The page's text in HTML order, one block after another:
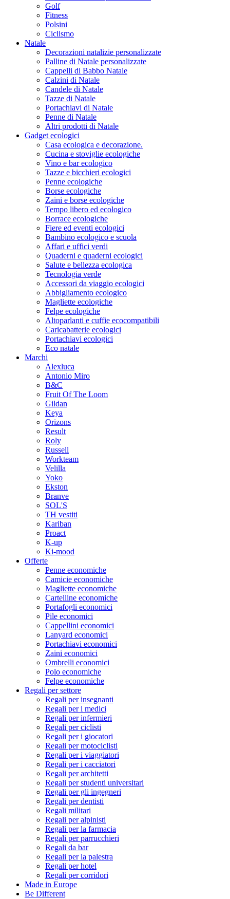
Golf
Fitness
Polsini
Ciclismo
Natale
Decorazioni natalizie personalizzate
Palline di Natale personalizzate
Cappelli di Babbo Natale
Calzini di Natale
Candele di Natale
Tazze di Natale
Portachiavi di Natale
Penne di Natale
Altri prodotti di Natale
Gadget ecologici
Casa ecologica e decorazione.
Cucina e stoviglie ecologiche
Vino e bar ecologico
Tazze e bicchieri ecologici
Penne ecologiche
Borse ecologiche
Zaini e borse ecologiche
Tempo libero ed ecologico
Borrace ecologiche
Fiere ed eventi ecologici
Bambino ecologico e scuola
Affari e uffici verdi
Quaderni e quaderni ecologici
Salute e bellezza ecologica
Tecnologia verde
Accessori da viaggio ecologici
Abbigliamento ecologico
Magliette ecologiche
Felpe ecologiche
Altoparlanti e cuffie ecocompatibili
Caricabatterie ecologici
Portachiavi ecologici
Eco natale
Marchi
Alexluca
Antonio Miro
B&C
Fruit Of The Loom
Gildan
Keya
Orizons
Result
Roly
Russell
Workteam
Velilla
Yoko
Ekston
Branve
SOL'S
TH vestiti
Kariban
Proact
K-up
Ki-mood
Offerte
Penne economiche
Camicie economiche
Magliette economiche
Cartelline economiche
Portafogli economici
Pile economici
Cappellini economici
Lanyard economici
Portachiavi economici
Zaini economici
Ombrelli economici
Polo economiche
Felpe economiche
Regali per settore
Regali per insegnanti
Regali per i medici
Regali per infermieri
Regali per ciclisti
Regali per i giocatori
Regali per motociclisti
Regali per i viaggiatori
Regali per i cacciatori
Regali per architetti
Regali per studenti universitari
Regali per gli ingegneri
Regali per dentisti
Regali militari
Regali per alpinisti
Regali per la farmacia
Regali per parrucchieri
Regali da bar
Regali per la palestra
Regali per hotel
Regali per corridori
Made in Europe
Be Different